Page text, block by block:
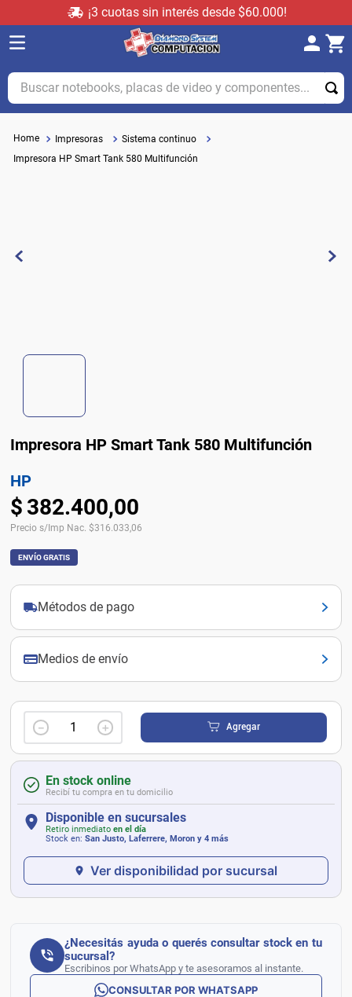
¡3 cuotas sin interés desde $60.000!
Buscar notebooks, placas de video y componentes...
Impresoras
Sistema continuo
Impresora HP Smart Tank 580 Multifunción
Impresora HP Smart Tank 580 Multifunción
HP
$ 382.400,00
Precio s/Imp Nac. $316.033,06
ENVÍO GRATIS
Métodos de pago
Medios de envío
＋
－ Agregar
En stock online
Recibí tu compra en tu domicilio
Disponible en sucursales
Retiro inmediato en el día
Stock en: San Justo, Laferrere, Moron y 4 más
Ver disponibilidad por sucursal
¿Necesitás ayuda o querés consultar stock en tu
sucursal?
Escribinos por WhatsApp y te asesoramos al instante.
CONSULTAR POR WHATSAPP